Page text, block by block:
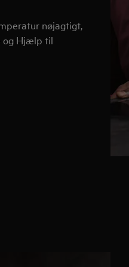
nøjagtigt,
og Hjælp til